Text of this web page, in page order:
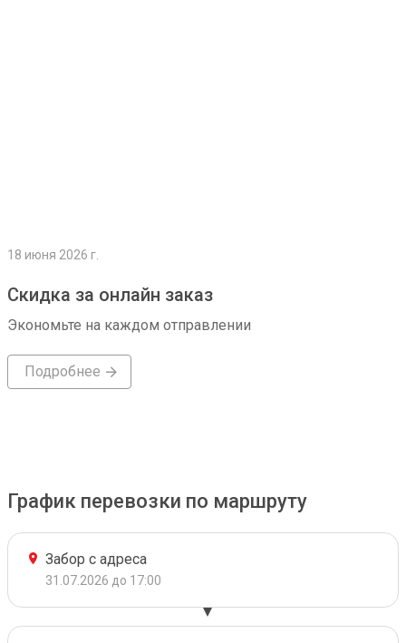
18 июня 2026 г.
Скидка за онлайн заказ
Экономьте на каждом отправлении
Подробнее
График перевозки по маршруту
Забор с адреса
31.07.2026 до 17:00